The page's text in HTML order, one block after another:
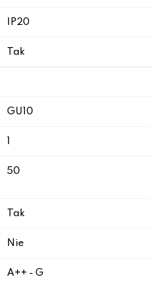
IP20
Tak
GU10
50
Tak
Nie
A++ - G